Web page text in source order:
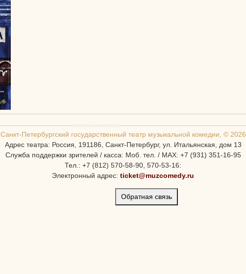
Санкт-Петербургcкий государственный театр музыкальной комедии, © 2026
Адрес театра: Россия, 191186, Санкт-Петербург, ул. Итальянская, дом 13
Служба поддержки зрителей / касса: Моб. тел. / MAX: +7 (931) 351-16-95
Тел.: +7 (812) 570-58-90, 570-53-16:
Электронный адрес: ticket@muzcomedy.ru
Обратная связь